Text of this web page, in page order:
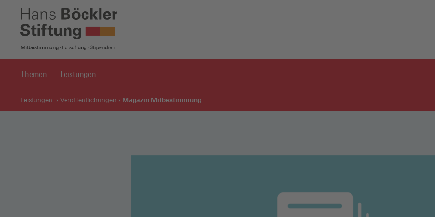
Themen Leistungen
Leistungen Veröffentlichungen Magazin Mitbestimmung